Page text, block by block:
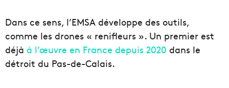
Dans ce sens, l’EMSA développe des outils,
comme les drones « renifleurs ». Un premier est
déjà à l’œuvre en France depuis 2020 dans le
détroit du Pas-de-Calais.